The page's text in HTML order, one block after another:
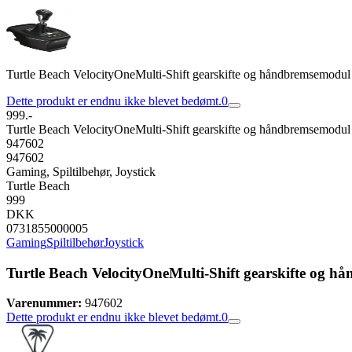
Turtle Beach VelocityOneMulti-Shift gearskifte og håndbremsemodul
Dette produkt er endnu ikke blevet bedømt.0
999.-
Turtle Beach VelocityOneMulti-Shift gearskifte og håndbremsemodul
947602
947602
Gaming, Spiltilbehør, Joystick
Turtle Beach
999
DKK
0731855000005
GamingSpiltilbehørJoystick
Turtle Beach VelocityOneMulti-Shift gearskifte og
Varenummer: 947602
Dette produkt er endnu ikke blevet bedømt.0